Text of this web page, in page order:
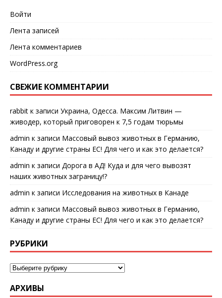
Войти
Лента записей
Лента комментариев
WordPress.org
СВЕЖИЕ КОММЕНТАРИИ
rabbit к записи Украина, Одесса. Максим Литвин —
живодер, который приговорен к 7,5 годам тюрьмы
admin к записи Массовый вывоз животных в Германию,
Канаду и другие страны ЕС! Для чего и как это делается?
admin к записи Дорога в АД! Куда и для чего вывозят
наших животных заграницу!?
admin к записи Исследования на животных в Канаде
admin к записи Массовый вывоз животных в Германию,
Канаду и другие страны ЕС! Для чего и как это делается?
РУБРИКИ
АРХИВЫ